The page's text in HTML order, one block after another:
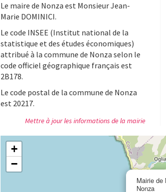
Le maire de Nonza est Monsieur Jean-
Marie DOMINICI.
Le code INSEE (Institut national de la
statistique et des études économiques)
attribué à la commune de Nonza selon le
code officiel géographique français est
2B178.
Le code postal de la commune de Nonza
est 20217.
Mettre à jour les informations de la mairie
Mairie de
Nonza
+
−